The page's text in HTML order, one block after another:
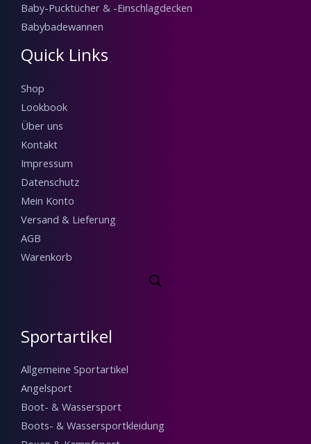
Baby-Pucktücher & -Einschlagdecken
Babybadewannen
Quick Links
Shop
Lookbook
Über uns
Kontakt
Impressum
Datenschutz
Mein Konto
Versand & Lieferung
AGB
Warenkorb
Sportartikel
Allgemeine Sportartikel
Angelsport
Boot- & Wassersport
Boots- & Wassersportkleidung